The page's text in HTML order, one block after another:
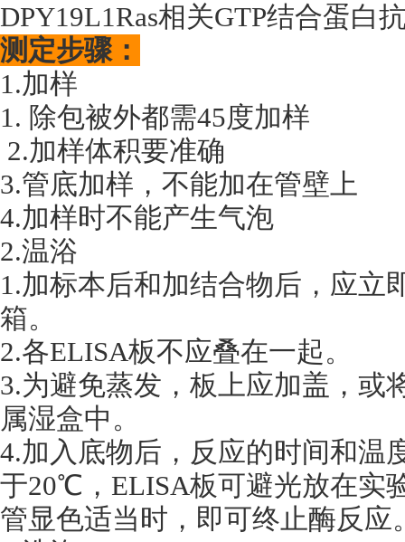
DPY19L1Ras相关GTP结合蛋白
测定步骤：
1.加样
1. 除包被外都需45度加样
2.加样体积要准确
3.管底加样，不能加在管壁上
4.加样时不能产生气泡
2.温浴
1.加标本后和加结合物后，应立
箱。
2.各ELISA板不应叠在一起。
3.为避免蒸发，板上应加盖，或
属湿盒中。
4.加入底物后，反应的时间和温
于20℃，ELISA板可避光放在实
管显色适当时，即可终止酶反应